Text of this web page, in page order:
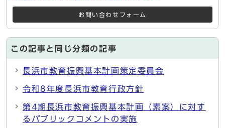
お問い合わせフォーム
この記事と同じ分類の記事
長浜市教育振興基本計画策定委員会
令和8年度長浜市教育行政方針
第4期長浜市教育振興基本計画（素案）に対す
るパブリックコメントの実施